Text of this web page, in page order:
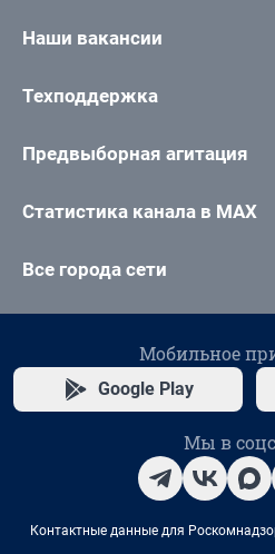
Наши вакансии
Техподдержка
Предвыборная агитация
Статистика канала в MAX
Все города сети
Мобильное
Google Play
Мы в
Контактные данные для